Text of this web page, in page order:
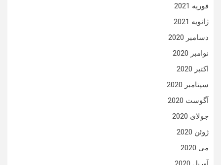
فوریه 2021
ژانویه 2021
دسامبر 2020
نوامبر 2020
اکتبر 2020
سپتامبر 2020
آگوست 2020
جولای 2020
ژوئن 2020
می 2020